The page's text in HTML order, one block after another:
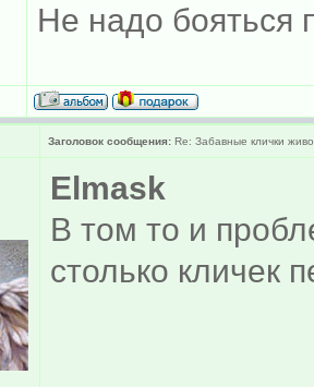
Не надо бояться
Заголовок сообщения: Re: Забавные клички
Elmask
В том то и
столько кличек